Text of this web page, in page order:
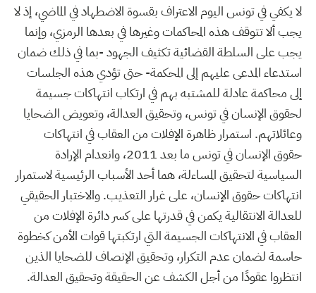
لا يكفي في تونس اليوم الاعتراف بقسوة الاضطهاد في الماضي، إذ لا
يجب ألا تتوقف هذه المحاكمات وغيرها في بعدها الرمزي، وإنما
يجب على السلطة القضائية تكثيف الجهود -بما في ذلك ضمان
استدعاء المدعى عليهم إلى المحكمة- حتى تؤدي هذه الجلسات
إلى محاكمة عادلة للمشتبه بهم في ارتكاب انتهاكات جسيمة
لحقوق الإنسان في تونس، وتحقيق العدالة، وتعويض الضحايا
وعائلاتهم. استمرار ظاهرة الإفلات من العقاب في انتهاكات
حقوق الإنسان في تونس ما بعد 2011، وانعدام الإرادة
السياسية لتحقيق المساءلة، هما أحد الأسباب الرئيسية لاستمرار
انتهاكات حقوق الإنسان، على غرار التعذيب. والاختبار الحقيقي
للعدالة الانتقالية يكمن في قدرتها على كسر دائرة الإفلات من
العقاب في الانتهاكات الجسيمة التي ارتكبتها قوات الأمن كخطوة
حاسمة لضمان عدم التكرار، وتحقيق الإنصاف للضحايا الذين
انتظروا عقودًا من أجل الكشف عن الحقيقة وتحقيق العدالة.